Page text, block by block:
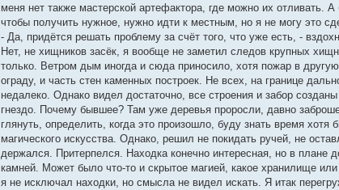
меня нет также мастерской артефактора, где можно их отливать.
чтобы получить нужное, нужно идти к местным, но я не могу это
- Да, придётся решать проблему за счёт того, что уже есть, -
Нет, не хищников засёк, я вообще не заметил следов крупных
только. Ветром дым иногда и сюда приносило, хотя пожар в
ограду, и часть стен каменных построек. Не всех, на границе
недалеко. Однако видел достаточно, все строения и забор
гнездо. Почему бывшее? Там уже деревья проросли, давно
глянуть, определить, когда это произошло, буду знать время
магического искусства. Однако, решил не покидать ручей, не
держался. Притерпелся. Находка конечно интересная, но в плане
камней. Может было что-то и скрытое магией, какое хранилище
я не исключал находки, но смысла не видел искать. Я итак